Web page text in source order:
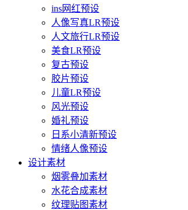
ins网红预设
人像写真LR预设
人文旅行LR预设
美食LR预设
复古预设
胶片预设
儿童LR预设
风光预设
婚礼预设
日系小清新预设
情绪人像预设
设计素材
烟雾叠加素材
水花合成素材
纹理贴图素材